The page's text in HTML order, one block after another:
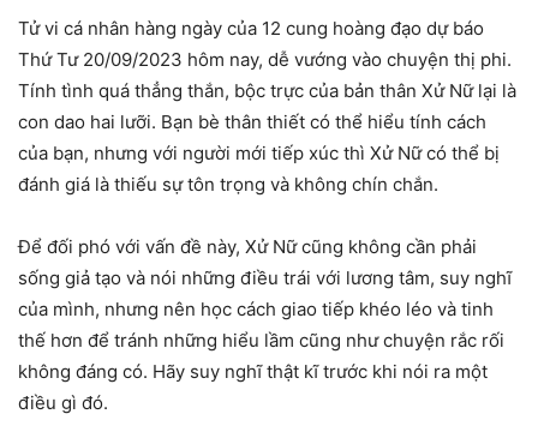
Tử vi cá nhân hàng ngày của 12 cung hoàng đạo dự báo
Thứ Tư 20/09/2023 hôm nay, dễ vướng vào chuyện thị phi.
Tính tình quá thẳng thắn, bộc trực của bản thân Xử Nữ lại là
con dao hai lưỡi. Bạn bè thân thiết có thể hiểu tính cách
của bạn, nhưng với người mới tiếp xúc thì Xử Nữ có thể bị
đánh giá là thiếu sự tôn trọng và không chín chắn.
Để đối phó với vấn đề này, Xử Nữ cũng không cần phải
sống giả tạo và nói những điều trái với lương tâm, suy nghĩ
của mình, nhưng nên học cách giao tiếp khéo léo và tinh
thế hơn để tránh những hiểu lầm cũng như chuyện rắc rối
không đáng có. Hãy suy nghĩ thật kĩ trước khi nói ra một
điều gì đó.